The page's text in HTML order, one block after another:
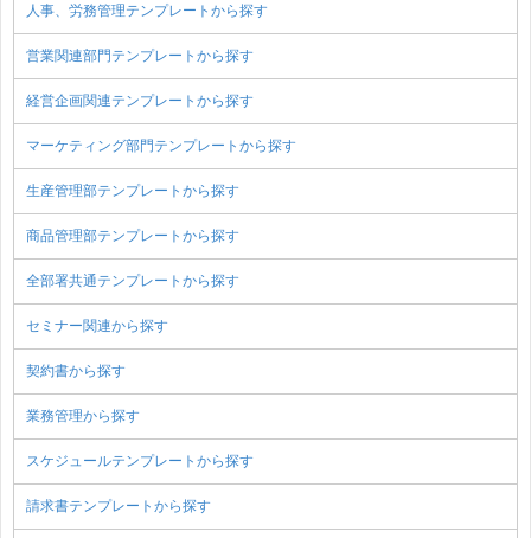
人事、労務管理テンプレートから探す
営業関連部門テンプレートから探す
経営企画関連テンプレートから探す
マーケティング部門テンプレートから探す
生産管理部テンプレートから探す
商品管理部テンプレートから探す
全部署共通テンプレートから探す
セミナー関連から探す
契約書から探す
業務管理から探す
スケジュールテンプレートから探す
請求書テンプレートから探す